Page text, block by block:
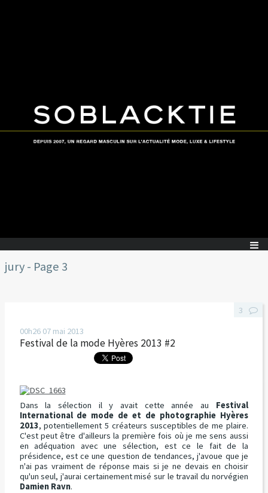
jury - Page 3
00h26 07 mai 2013
Festival de la mode Hyères 2013 #2
Dans la sélection il y avait cette année au Festival
International de mode de et de photographie Hyères
2013, potentiellement 5 créateurs susceptibles de me plaire.
C'est peut être d'ailleurs la première fois où je me sens aussi
en adéquation avec une sélection, est ce le fait de la
présidence, est ce une question de tendances, j'avoue que je
n'ai pas vraiment de réponse mais si je ne devais en choisir
qu'un seul, j'aurai certainement misé sur le travail du norvégien
Damien Ravn.
3